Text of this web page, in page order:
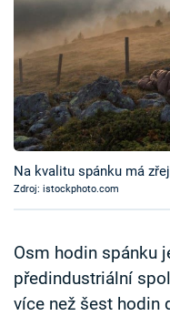
Pořady
TV Program
Časopis
Sledujte prima+
Sledujte nás
Na kvalitu spánku má
Zdroj: istockphoto.com
Osm hodin spánku
předindustriální
více než šest hodin